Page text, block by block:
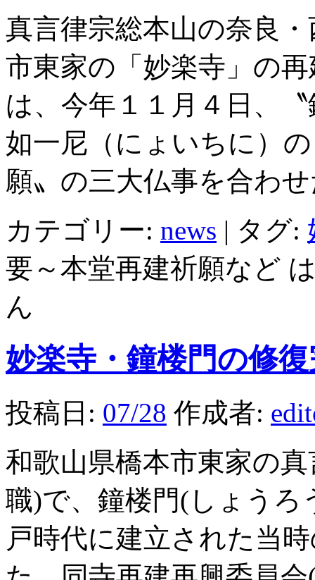
真言律宗総本山の奈良
市東家の「妙楽寺」の
は、今年１１月４日、
如一尼（にょいちに）
願〟の三大仏事を合わ
カテゴリー: news | タグ:
要～本堂再建祈願など
ん
妙楽寺・鐘楼門の修
投稿日: 07/28 作成者:
和歌山県橋本市東家の
職)で、鐘楼門(しょうろ
戸時代に建立された当